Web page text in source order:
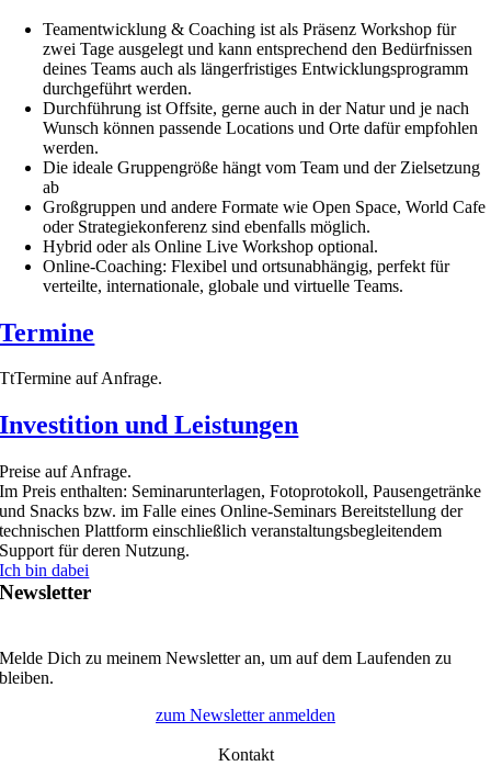
Teamentwicklung & Coaching ist als Präsenz Workshop für
zwei Tage ausgelegt und kann entsprechend den Bedürfnissen
deines Teams auch als längerfristiges Entwicklungsprogramm
durchgeführt werden.
Durchführung ist Offsite, gerne auch in der Natur und je nach
Wunsch können passende Locations und Orte dafür empfohlen
werden.
Die ideale Gruppengröße hängt vom Team und der Zielsetzung
ab
Großgruppen und andere Formate wie Open Space, World Cafe
oder Strategiekonferenz sind ebenfalls möglich.
Hybrid oder als Online Live Workshop optional.
Online-Coaching: Flexibel und ortsunabhängig, perfekt für
verteilte, internationale, globale und virtuelle Teams.
Termine
TtTermine auf Anfrage.
Investition und Leistungen
Preise auf Anfrage.
Im Preis enthalten: Seminarunterlagen, Fotoprotokoll, Pausengetränke
und Snacks bzw. im Falle eines Online-Seminars Bereitstellung der
technischen Plattform einschließlich veranstaltungsbegleitendem
Support für deren Nutzung.
Ich bin dabei
Newsletter
Melde Dich zu meinem Newsletter an, um auf dem Laufenden zu
bleiben.
zum Newsletter anmelden
Kontakt